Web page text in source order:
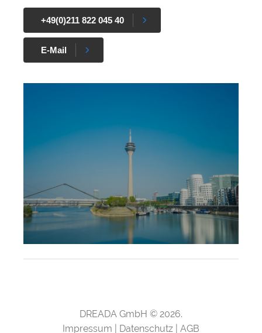
+49(0)211 822 045 40
E-Mail
DREADA GmbH © 2026.
Impressum
Datenschutz AGB